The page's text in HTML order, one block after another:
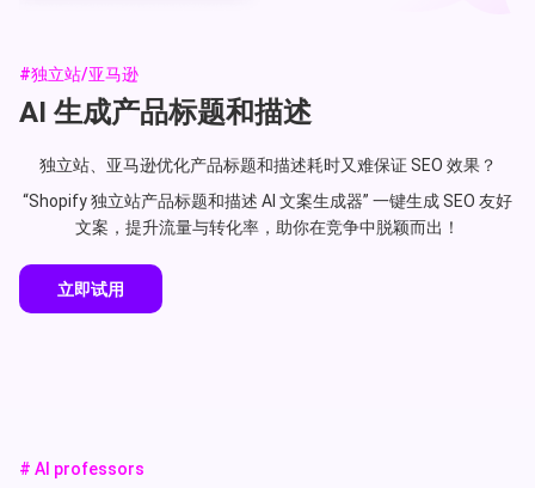
#独立站/亚马逊
AI 生成产品标题和描述
独立站、亚马逊优化产品标题和描述耗时又难保证 SEO 效果？
“Shopify 独立站产品标题和描述 AI 文案生成器” 一键生成 SEO 友好
文案，提升流量与转化率，助你在竞争中脱颖而出！
立即试用
# AI professors